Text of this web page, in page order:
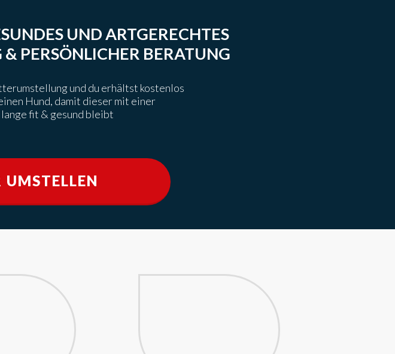
UND ARTGERECHTES
PERSÖNLICHER BERATUNG
und du erhältst kostenlos
Hund, damit dieser mit einer
fit & gesund bleibt